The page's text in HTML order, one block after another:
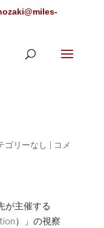
ゴリーなし | コメ
が主催する
）」の視察